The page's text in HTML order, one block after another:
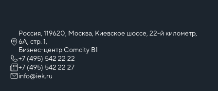
Россия, 119620, Москва, Киевское шоссе, 22-й километр,
6А, стр. 1,
Бизнес-центр Comcity B1
+7 (495) 542 22 22
+7 (495) 542 22 27
info@iek.ru